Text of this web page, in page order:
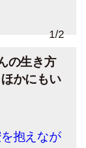
1/2
の生き方
かにもい
を抱えなが